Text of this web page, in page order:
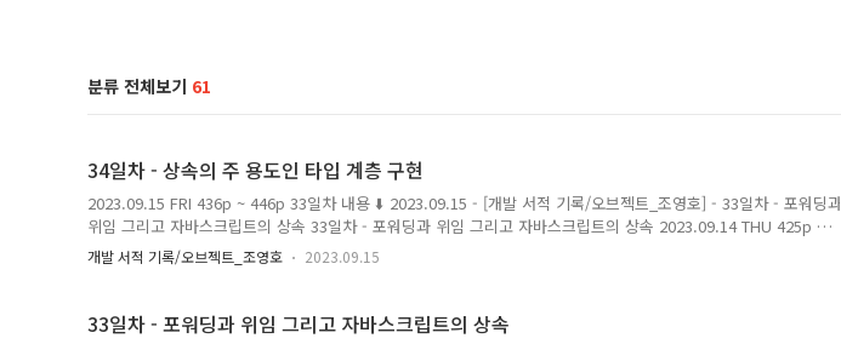
분류 전체보기 61
34일차 - 상속의 주 용도인 타입 계층 구현
2023.09.15 FRI 436p ~ 446p 33일차 내용 ⬇️ 2023.09.15 - [개발 서적 기록/오브젝트_조영호] - 33일차 - 포워딩과
위임 그리고 자바스크립트의 상속 33일차 - 포워딩과 위임 그리고 자바스크립트의 상속 2023.09.14 THU 425p ~
435p 32일차 기록 ⬇️ 2023.09.14 - [개발 서적 기록/오브젝트_조영호] - 32일차 - self 참조와 super 참조 32일차
- self 참조와 super 참조 2023.09.14 THU 415p ~ 424p 31일차 내용 ⬇️ 2023.09.11 - [개 magenta-
generalizatio..
개발 서적 기록/오브젝트_조영호 2023.09.15
33일차 - 포워딩과 위임 그리고 자바스크립트의 상속